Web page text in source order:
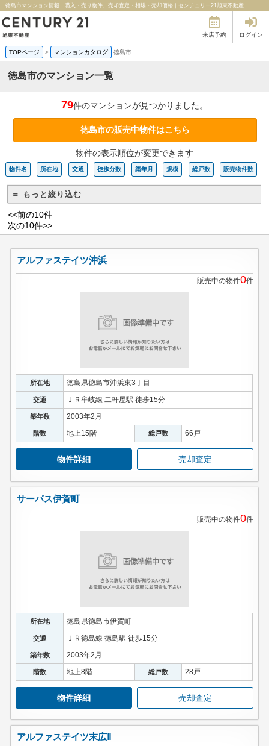
徳島市マンション情報｜購入・売り物件、売却査定・相場・売却価格｜センチュリー21旭東不動産
来店予約 ログイン
TOPページ > マンションカタログ 徳島市
徳島市のマンション一覧
79件のマンションが見つかりました。
徳島市の販売中物件はこちら
物件の表示順位が変更できます
物件名 所在地 交通 徒歩分数 築年月 規模 総戸数 販売物件数
＝ もっと絞り込む
<<前の10件
次の10件>>
アルファステイツ沖浜
販売中の物件0件
所在地 徳島県徳島市沖浜東3丁目
交通 ＪＲ牟岐線 二軒屋駅 徒歩15分
築年数 2003年2月
階数 地上15階 総戸数 66戸
物件詳細 売却査定
サーパス伊賀町
販売中の物件0件
所在地 徳島県徳島市伊賀町
交通 ＪＲ徳島線 徳島駅 徒歩15分
築年数 2003年2月
階数 地上8階 総戸数 28戸
物件詳細 売却査定
アルファステイツ末広Ⅱ